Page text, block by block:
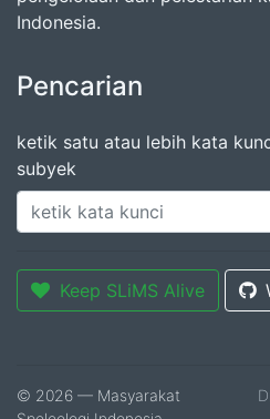
Indonesia.
Pencarian
ketik satu atau lebih kata
subyek
Keep SLiMS Alive
© 2026 — Masyarakat